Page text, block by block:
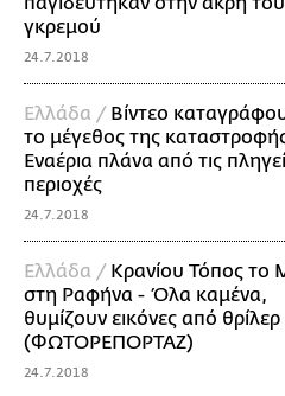
γκρεμού
24.7.2018
Ελλάδα / Βίντεο
το μέγεθος της
Εναέρια πλάνα από τις
περιοχές
24.7.2018
Ελλάδα / Κρανίου Τόπος το
στη Ραφήνα - Όλα καμένα,
θυμίζουν εικόνες από θρίλερ
(ΦΩΤΟΡΕΠΟΡΤΑΖ)
24.7.2018